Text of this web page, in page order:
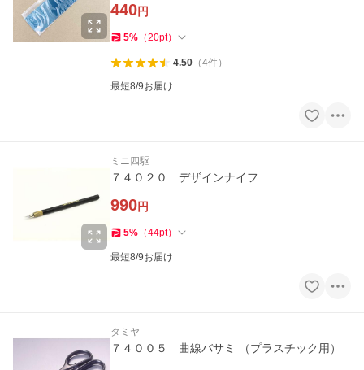
440円
5% （20pt）
4.50（4件）
最短8/9お届け
ミニ四駆
７４０２０ デザインナイフ
990円
5% （44pt）
最短8/9お届け
タミヤ
７４００５ 曲線バサミ （プラスチック用）